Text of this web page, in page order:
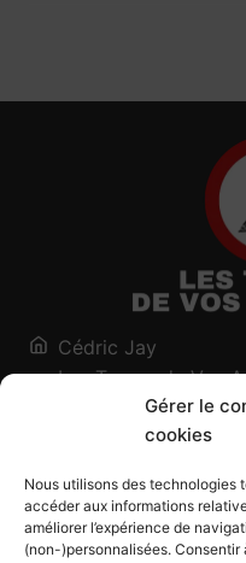
Gérer le
cookies
Nous utilisons des technologies
accéder aux informations
améliorer l’expérience de
(non-)personnalisées.
Cédric Jay
Les Traces de Vos
120, chemin des
73200 Albertville -
Blog
Outils généalogiques